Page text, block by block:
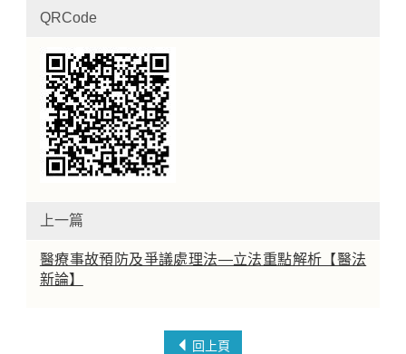
QRCode
上一篇
醫療事故預防及爭議處理法—立法重點解析【醫法
新論】
回上頁